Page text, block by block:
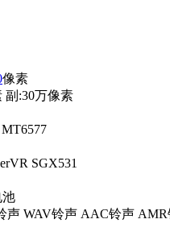
像素
副:30万像素
SGX531
池
声 WAV铃声 AAC铃声